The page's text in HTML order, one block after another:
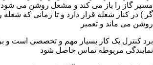
مسیر گاز را باز می کند و مشعل روشن می
گر ) در کنار شعله قرار دارد و تا زمانی که
روشن می ماند و تعمیر
برد کنترل یک کار بسیار مهم و تخصصی است و
نمایندگی مربوطه تماس حاصل شود